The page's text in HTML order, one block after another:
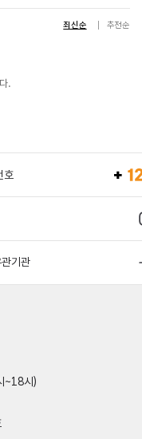
최신순 추천순
.
호
기관
~18시)